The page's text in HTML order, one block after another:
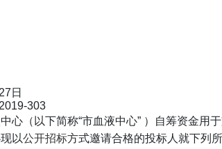
日
303
心（以下简称“市血液中心” ）自筹资金用
以公开招标方式邀请合格的投标人就下列